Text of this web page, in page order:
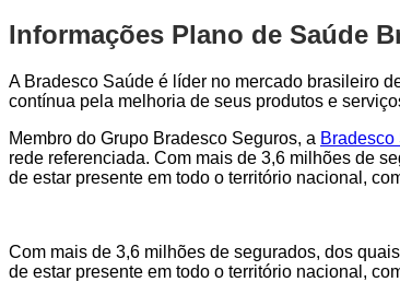
Informações Plano de Saúde
A Bradesco Saúde é líder no mercado brasileiro
contínua pela melhoria de seus produtos e
Membro do Grupo Bradesco Seguros, a Bradesco
rede referenciada. Com mais de 3,6 milhões de
de estar presente em todo o território nacional,
Com mais de 3,6 milhões de segurados, dos
de estar presente em todo o território nacional,